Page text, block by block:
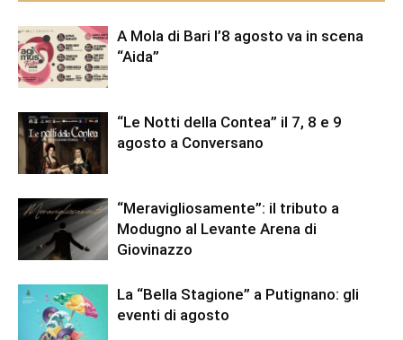
A Mola di Bari l’8 agosto va in scena
“Aida”
“Le Notti della Contea” il 7, 8 e 9
agosto a Conversano
“Meravigliosamente”: il tributo a
Modugno al Levante Arena di
Giovinazzo
La “Bella Stagione” a Putignano: gli
eventi di agosto